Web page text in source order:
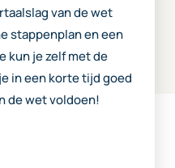
van de wet
stappenplan en een
kun je zelf met de
in een korte tijd goed
de wet voldoen!